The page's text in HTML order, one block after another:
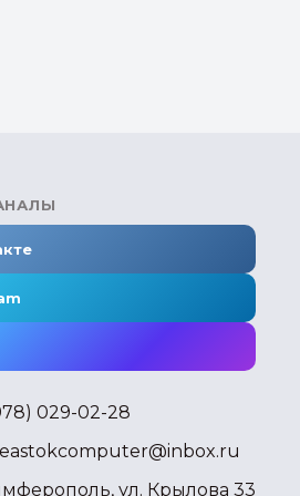
029-02-28
ул. Крылова 33